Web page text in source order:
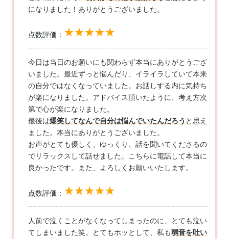
になりました！ありがとうございました。
点数評価：
今日は当日のお願いにも関わらず本当にありがとうござ
いました。最近ずっと悩んだり、イライラしていて本来
の自分ではなくなっていました。お話しする内に気持ち
が楽になりました。アドバイス頂いたように、考え方次
第で心が楽になりました。
最後は爆笑してなんで自分は悩んでいたんだろう と思え
ました。本当にありがとうございました。
お声がとても優しく、ゆっくり、話を聞いてくださるの
でリラックスして話せました。こちらに電話して本当に
良かったです。また、よろしくお願いいたします。
点数評価：
人前で泣くことがなくなってしまったのに、とても泣い
てしまいました笑。とてもホッとして、私も弱音を吐い